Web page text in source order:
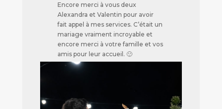
Encore merci à vous deux
Alexandra et Valentin pour avoir
fait appel à mes services. C’était un
mariage vraiment incroyable et
encore merci à votre famille et vos
amis pour leur accueil. 🙂